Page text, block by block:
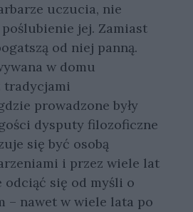
uczucia, nie
jej. Zamiast
od niej panną.
w domu
tradycjami
prowadzone były
dysputy filozoficzne
się być osobą
i przez wiele lat
odciąć się od myśli o
– nawet w wiele lata po